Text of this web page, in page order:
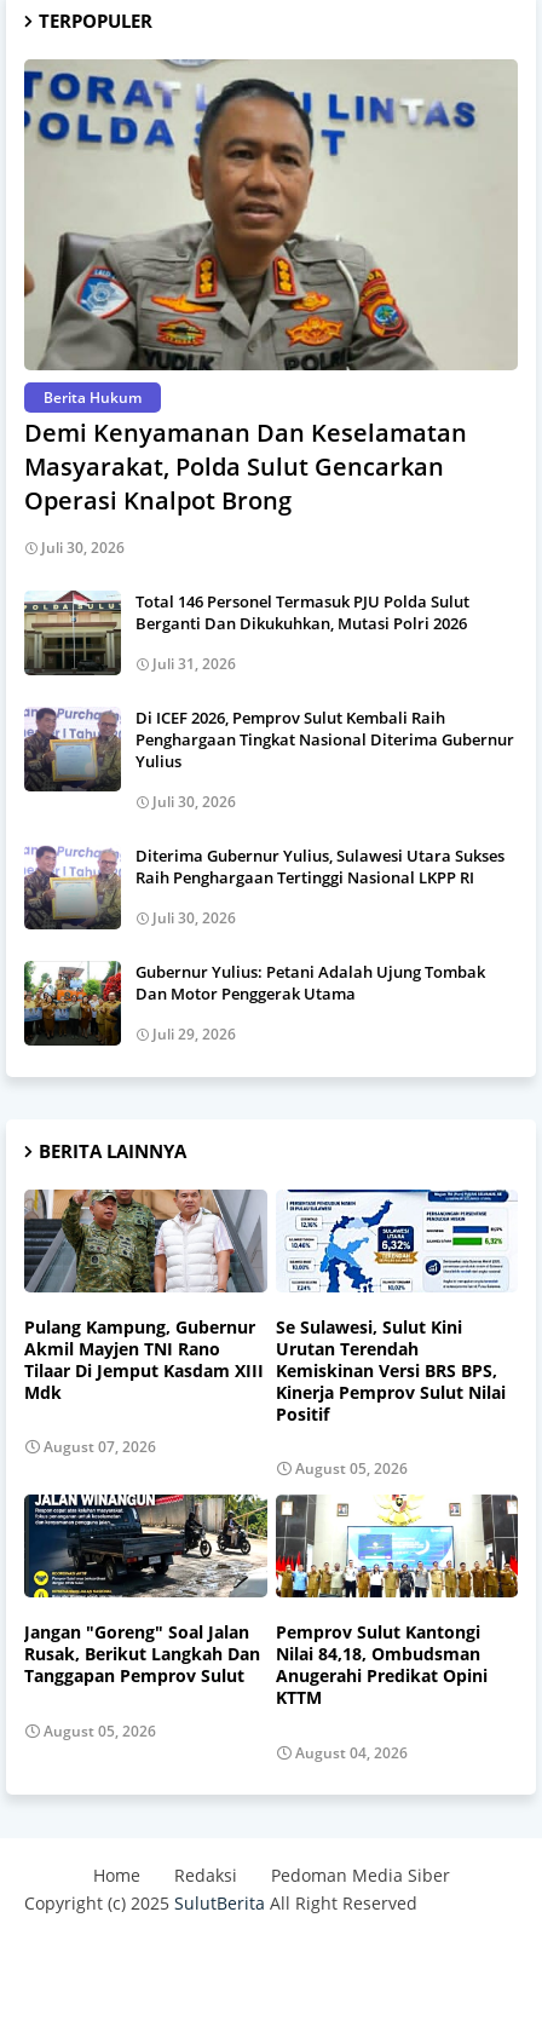
TERPOPULER
Berita Hukum
Demi Kenyamanan Dan Keselamatan
Masyarakat, Polda Sulut Gencarkan
Operasi Knalpot Brong
Juli 30, 2026
Total 146 Personel Termasuk PJU Polda Sulut
Berganti Dan Dikukuhkan, Mutasi Polri 2026
Juli 31, 2026
Di ICEF 2026, Pemprov Sulut Kembali Raih
Penghargaan Tingkat Nasional Diterima Gubernur
Yulius
Juli 30, 2026
Diterima Gubernur Yulius, Sulawesi Utara Sukses
Raih Penghargaan Tertinggi Nasional LKPP RI
Juli 30, 2026
Gubernur Yulius: Petani Adalah Ujung Tombak
Dan Motor Penggerak Utama
Juli 29, 2026
BERITA LAINNYA
Pulang Kampung, Gubernur
Akmil Mayjen TNI Rano
Tilaar Di Jemput Kasdam XIII
Mdk
August 07, 2026
Se Sulawesi, Sulut Kini
Urutan Terendah
Kemiskinan Versi BRS BPS,
Kinerja Pemprov Sulut Nilai
Positif
August 05, 2026
Jangan "Goreng" Soal Jalan
Rusak, Berikut Langkah Dan
Tanggapan Pemprov Sulut
August 05, 2026
Pemprov Sulut Kantongi
Nilai 84,18, Ombudsman
Anugerahi Predikat Opini
KTTM
August 04, 2026
Home Redaksi
Pedoman Media Siber
Copyright (c) 2025 SulutBerita All Right Reserved